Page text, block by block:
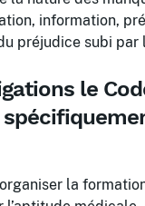
information,
préjudice subi par
le
la